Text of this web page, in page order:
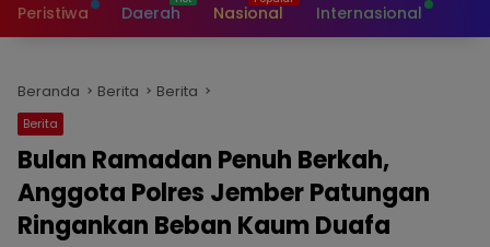
Peristiwa Daerah Nasional Internasional
Beranda Berita Berita
Berita
Bulan Ramadan Penuh Berkah,
Anggota Polres Jember Patungan
Ringankan Beban Kaum Duafa